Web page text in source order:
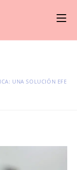
UNA SOLUCIÓN